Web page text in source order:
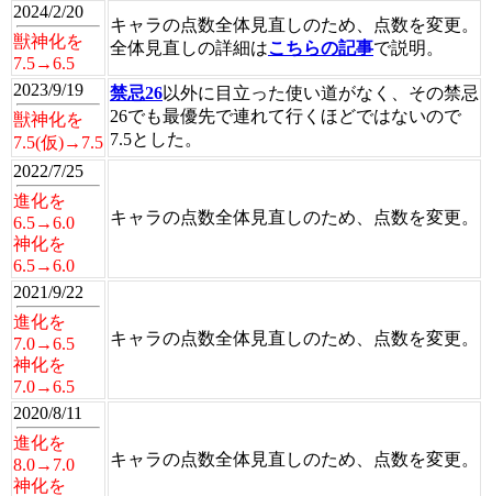
2024/2/20
獣神化を
7.5→6.5
キャラの点数全体見直しのため、点数を変更。
全体見直しの詳細はこちらの記事で説明。
2023/9/19
獣神化を
7.5(仮)→7.5
禁忌26以外に目立った使い道がなく、その禁忌
26でも最優先で連れて行くほどではないので
7.5とした。
2022/7/25
進化を
6.5→6.0
神化を
6.5→6.0
キャラの点数全体見直しのため、点数を変更。
2021/9/22
進化を
7.0→6.5
神化を
7.0→6.5
キャラの点数全体見直しのため、点数を変更。
2020/8/11
進化を
8.0→7.0
神化を
キャラの点数全体見直しのため、点数を変更。